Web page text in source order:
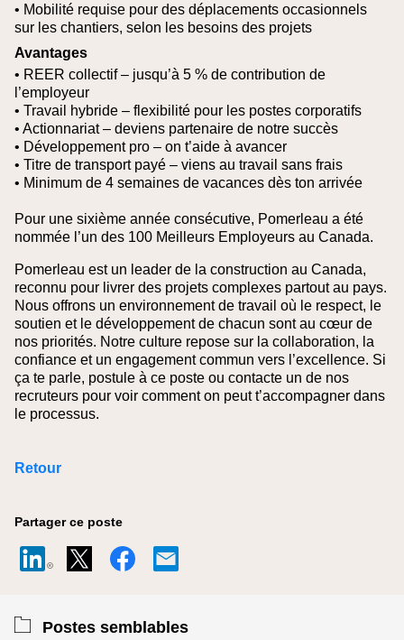
• Mobilité requise pour des déplacements occasionnels
sur les chantiers, selon les besoins des projets
Avantages
• REER collectif – jusqu’à 5 % de contribution de
l’employeur
• Travail hybride – flexibilité pour les postes corporatifs
• Actionnariat – deviens partenaire de notre succès
• Développement pro – on t’aide à avancer
• Titre de transport payé – viens au travail sans frais
• Minimum de 4 semaines de vacances dès ton arrivée
Pour une sixième année consécutive, Pomerleau a été
nommée l’un des 100 Meilleurs Employeurs au Canada.
Pomerleau est un leader de la construction au Canada,
reconnu pour livrer des projets complexes partout au pays.
Nous offrons un environnement de travail où le respect, le
soutien et le développement de chacun sont au cœur de
nos priorités. Notre culture repose sur la collaboration, la
confiance et un engagement commun vers l’excellence. Si
ça te parle, postule à ce poste ou contacte un de nos
recruteurs pour voir comment on peut t’accompagner dans
le processus.
Retour
Partager ce poste
Postes semblables